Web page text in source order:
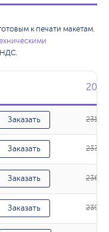
к печати макетам.
НДС.
Заказать 231
Заказать 233
Заказать 236
Заказать 239